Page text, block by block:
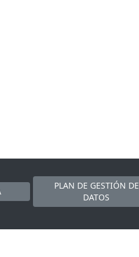
PLAN DE GESTIÓN DE
DATOS